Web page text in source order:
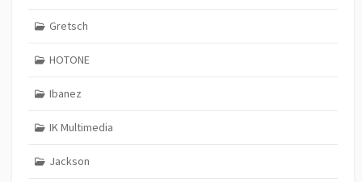
Gretsch
HOTONE
Ibanez
IK Multimedia
Jackson